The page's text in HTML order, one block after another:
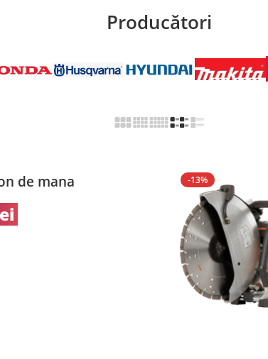
Producători
de mana
-13%